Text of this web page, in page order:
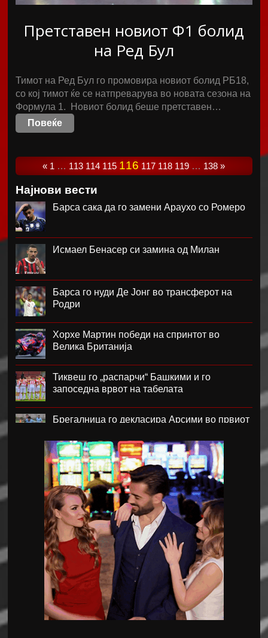
Претставен новиот Ф1 болид
на Ред Бул
Тимот на Ред Бул го промовира новиот болид РБ18,
со кој тимот ќе се натпреварува во новата сезона на
Формула 1. Новиот болид беше претставен…
Повеќе
« 1 … 113 114 115 116 117 118 119 … 138 »
Најнови вести
Барса сака да го замени Араухо со Ромеро
Исмаел Бенасер си замина од Милан
Барса го нуди Де Јонг во трансферот на
Родри
Хорхе Мартин победи на спринтот во
Велика Британија
Тиквеш го „распарчи“ Башкими и го
запоседна врвот на табелата
Брегалница го декласира Арсими во првиот
Катерина Ацевска светска вицешампионка
во џиу-џицу
Дарко Чурлинов го впиша првенецот за
Погон Шчечин
Фенер ќе го предизвика Монако за потписот
на Лукаку
Челзи убедливо го надигра Милан во
Австралија